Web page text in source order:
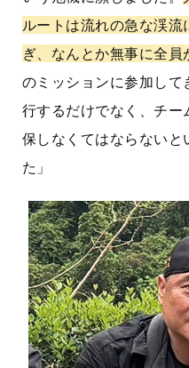
ルートは流れの急な渓
ぎ、なんとか無事に全員
のミッションに参加し
行するだけでなく、チ
保しなくてはならないと
た」